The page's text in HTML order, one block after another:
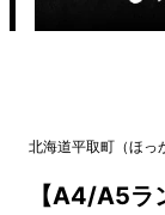
北海道平取町 （ほっ
【A4/A5ラ